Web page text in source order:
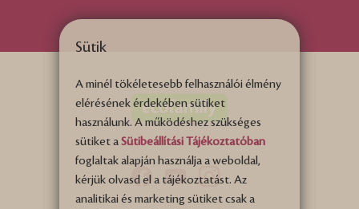
Sütik
A minél tökéletesebb felhasználói élmény
elérésének érdekében sütiket
használunk. A működéshez szükséges
sütiket aSütibeállítási Tájékoztatóban
foglaltak alapján használja a weboldal,
kérjük olvasd el a tájékoztatást. Az
analitikai és marketing sütiket csak a